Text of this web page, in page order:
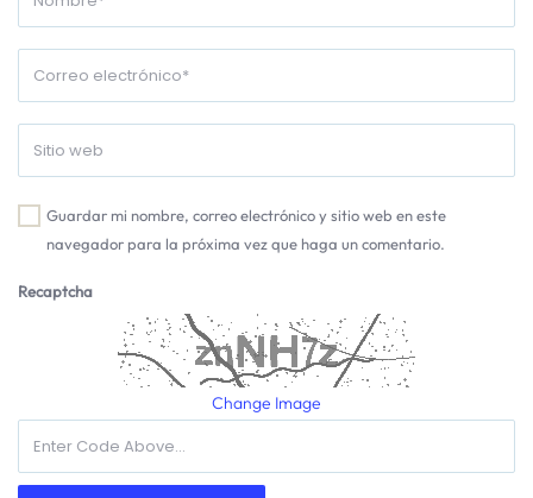
Guardar mi nombre, correo electrónico y sitio web en este
navegador para la próxima vez que haga un comentario.
Recaptcha
Change Image